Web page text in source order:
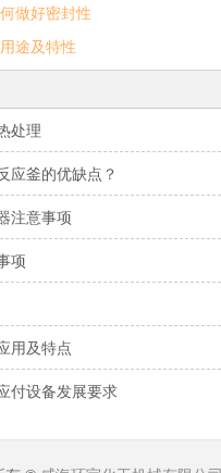
做好密封性
途及特性
处理
应釜的优缺点？
注意事项
项
用及特点
付设备发展要求